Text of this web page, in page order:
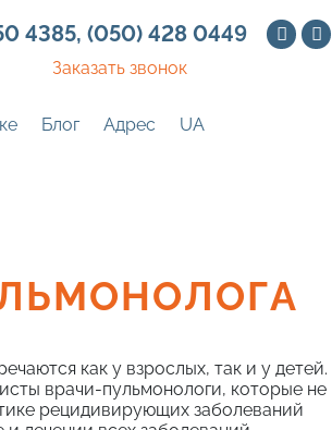
4385, (050) 428 0449
Заказать звонок
Блог Адрес UA
как у взрослых, так и у детей.
врачи-пульмонологи, которые не
рецидивирующих заболеваний